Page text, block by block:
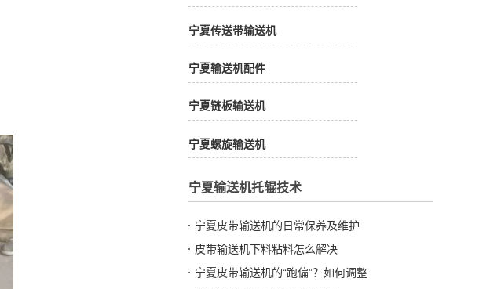
宁夏传送带输送机
宁夏输送机配件
宁夏链板输送机
宁夏螺旋输送机
宁夏输送机托辊技术
宁夏皮带输送机的日常保养及维护
皮带输送机下料粘料怎么解决
宁夏皮带输送机的“跑偏”？如何调整